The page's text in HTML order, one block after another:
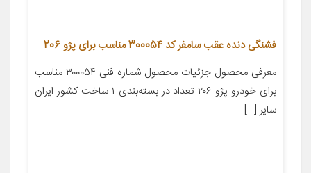
فشنگی دنده عقب سامفر کد 300054 مناسب برای پژو 206
معرفی محصول جزئیات محصول شماره فنی ۳۰۰۰۵۴ مناسب
برای خودرو پژو ۲۰۶ تعداد در بسته‌بندی ۱ ساخت کشور ایران
سایر […]